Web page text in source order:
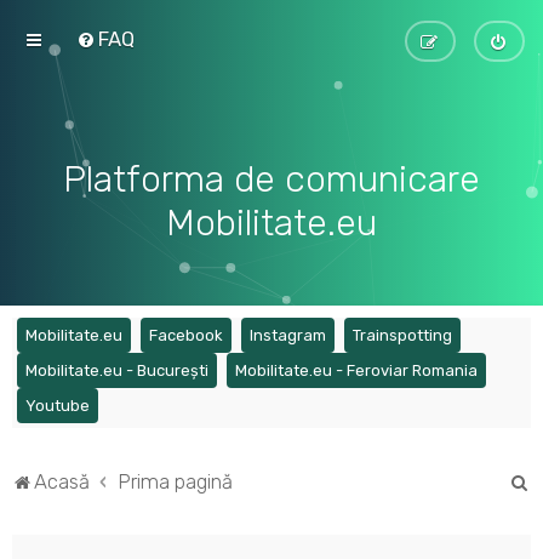
FAQ
Platforma de comunicare
Mobilitate.eu
Mobilitate.eu (Opens a new tab)
Facebook (Opens a new tab)
Instagram (Opens a new tab)
Trainspotting
Mobilitate.eu - București (Opens a new tab)
Mobilitate.eu - Feroviar Romania
Youtube
Acasă Prima pagină